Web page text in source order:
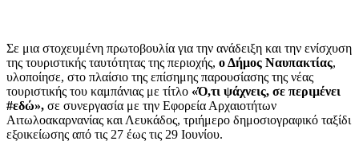
Σε μια στοχευμένη πρωτοβουλία για την ανάδειξη και την ενίσχυση
της τουριστικής ταυτότητας της περιοχής, ο Δήμος Ναυπακτίας,
υλοποίησε, στο πλαίσιο της επίσημης παρουσίασης της νέας
τουριστικής του καμπάνιας με τίτλο «Ό,τι ψάχνεις, σε περιμένει
#εδώ», σε συνεργασία με την Εφορεία Αρχαιοτήτων
Αιτωλοακαρνανίας και Λευκάδος, τριήμερο δημοσιογραφικό ταξίδι
εξοικείωσης από τις 27 έως τις 29 Ιουνίου.